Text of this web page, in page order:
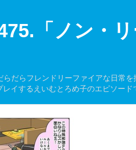
「ノン・
だらフレンドリーファイアな日常
イするえいむとろめ子のエピソード